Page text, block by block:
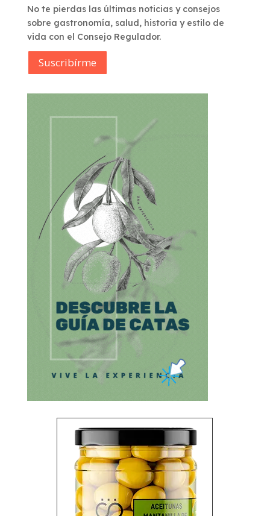
No te pierdas las últimas noticias y consejos
sobre gastronomía, salud, historia y estilo de
vida con el Consejo Regulador.
Suscribírme